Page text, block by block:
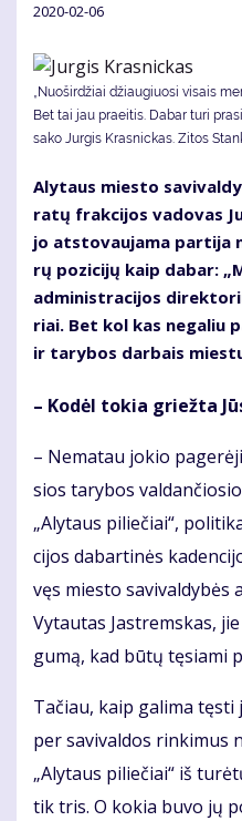
2020-02-06
„Nuoširdžiai džiau­giuo­si vi­sais
Bet tai jau praeitis. Da­bar tu­ri
sako Jurgis Krasnickas. Zi­tos
Aly­taus mies­to
ra­tų frak­ci­jos va­do­vas
jo at­sto­vau­ja­ma par­ti­ja
rų po­zi­ci­jų kaip da­bar:
ad­mi­nist­ra­ci­jos
riai. Bet kol kas ne­ga­liu
ir ta­ry­bos dar­bais
– Ko­dėl to­kia griež­ta
– Ne­ma­tau jo­kio
sios ta­ry­bos
„Aly­taus pi­lie­čiai“,
ci­jos da­bar­ti­nės
vęs mies­to
Vy­tau­tas Jast­rems­kas,
gu­mą, kad bū­tų tę­sia­mi
Ta­čiau, kaip ga­li­ma
per sa­vi­val­dos rin­ki­mus
„Aly­taus pi­lie­čiai“ iš
tik tris. O ko­kia bu­vo jų